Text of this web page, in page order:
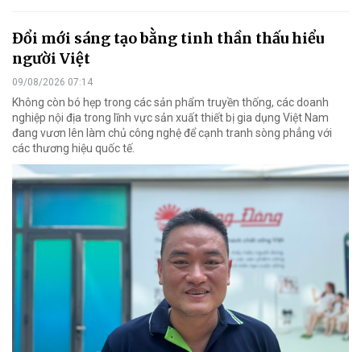
Đổi mới sáng tạo bằng tinh thần thấu hiểu
người Việt
09/08/2026 07:14
Không còn bó hẹp trong các sản phẩm truyền thống, các doanh
nghiệp nội địa trong lĩnh vực sản xuất thiết bị gia dụng Việt Nam
đang vươn lên làm chủ công nghệ để cạnh tranh sòng phẳng với
các thương hiệu quốc tế.